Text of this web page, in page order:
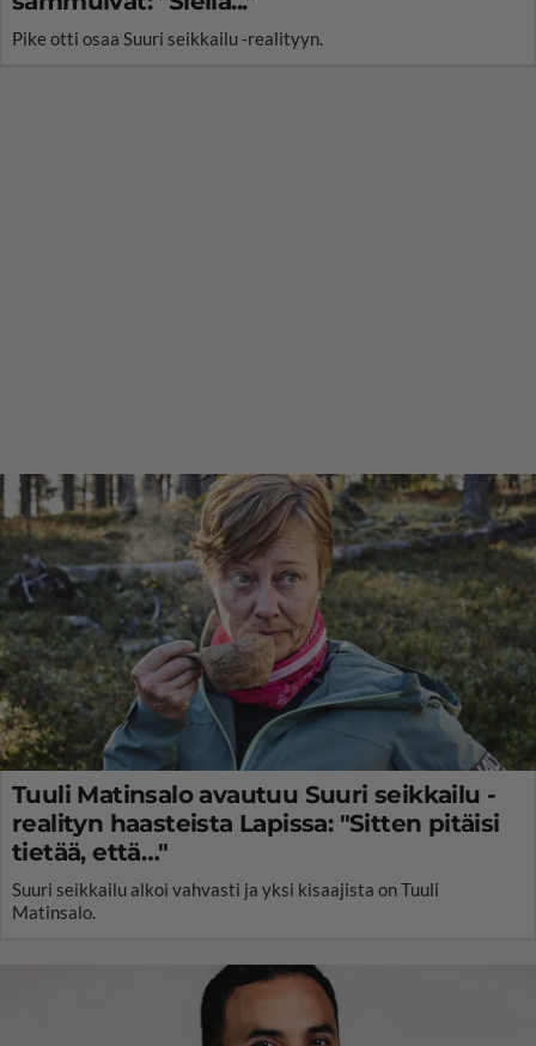
Pike otti osaa Suuri seikkailu -realityyn.
Tuuli Matinsalo avautuu Suuri seikkailu -
realityn haasteista Lapissa: "Sitten pitäisi
tietää, että…"
Suuri seikkailu alkoi vahvasti ja yksi kisaajista on Tuuli
Matinsalo.